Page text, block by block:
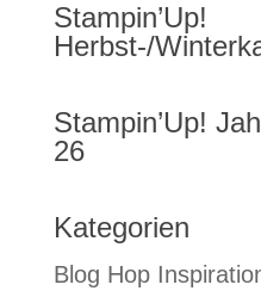
Stampin’Up!
Herbst-/
Stampin’Up!
26
Kategorien
Blog Hop